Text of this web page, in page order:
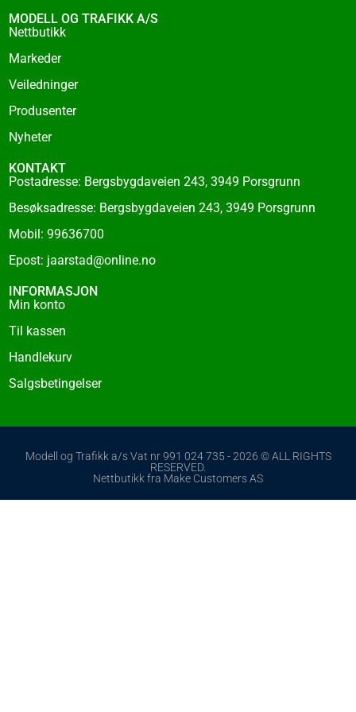
o
o
-
f
MODELL OG TRAFIKK A/S
Nettbutikk
Markeder
Veiledninger
Produsenter
Nyheter
KONTAKT
Postadresse: Bergsbygdaveien 243, 3949 Porsgrunn
Besøksadresse: Bergsbygdaveien 243, 3949 Porsgrunn
Mobil: 99636700
Epost: jaarstad@online.no
INFORMASJON
Min konto
Til kassen
Handlekurv
Salgsbetingelser
Modell og Trafikk a/s Vat nr 991 024 735 - 2026 © ALL RIGHTS
RESERVED.
Nettbutikk fra Make Customers AS